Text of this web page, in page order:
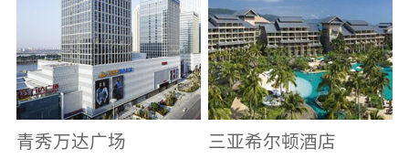
青秀万达广场 三亚希尔顿酒店